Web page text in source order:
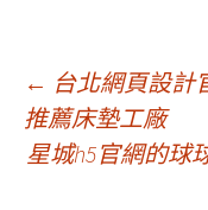
文
章
← 台北網頁設計
推薦床墊工廠
星城h5官網的球